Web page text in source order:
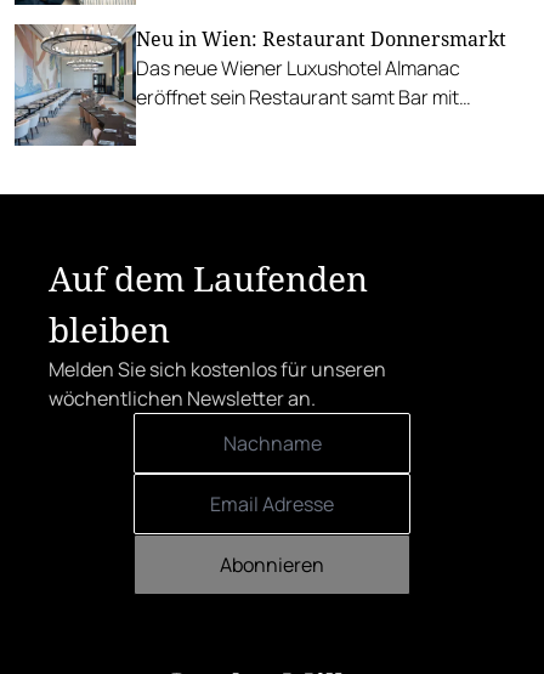
Neu in Wien: Restaurant Donnersmarkt
Das neue Wiener Luxushotel Almanac
eröffnet sein Restaurant samt Bar mit
Auf dem Laufenden
bleiben
Melden Sie sich kostenlos für unseren
wöchentlichen Newsletter an.
Abonnieren